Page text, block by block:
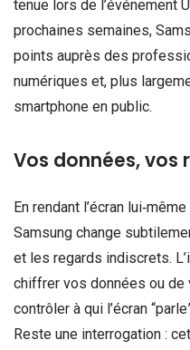
tenue lors de l’événement
prochaines semaines,
points auprès des
numériques et, plus
smartphone en public.
Vos données, vos
En rendant l’écran
Samsung change
et les regards indiscrets.
chiffrer vos données ou
contrôler à qui l’écran
Reste une interrogation :